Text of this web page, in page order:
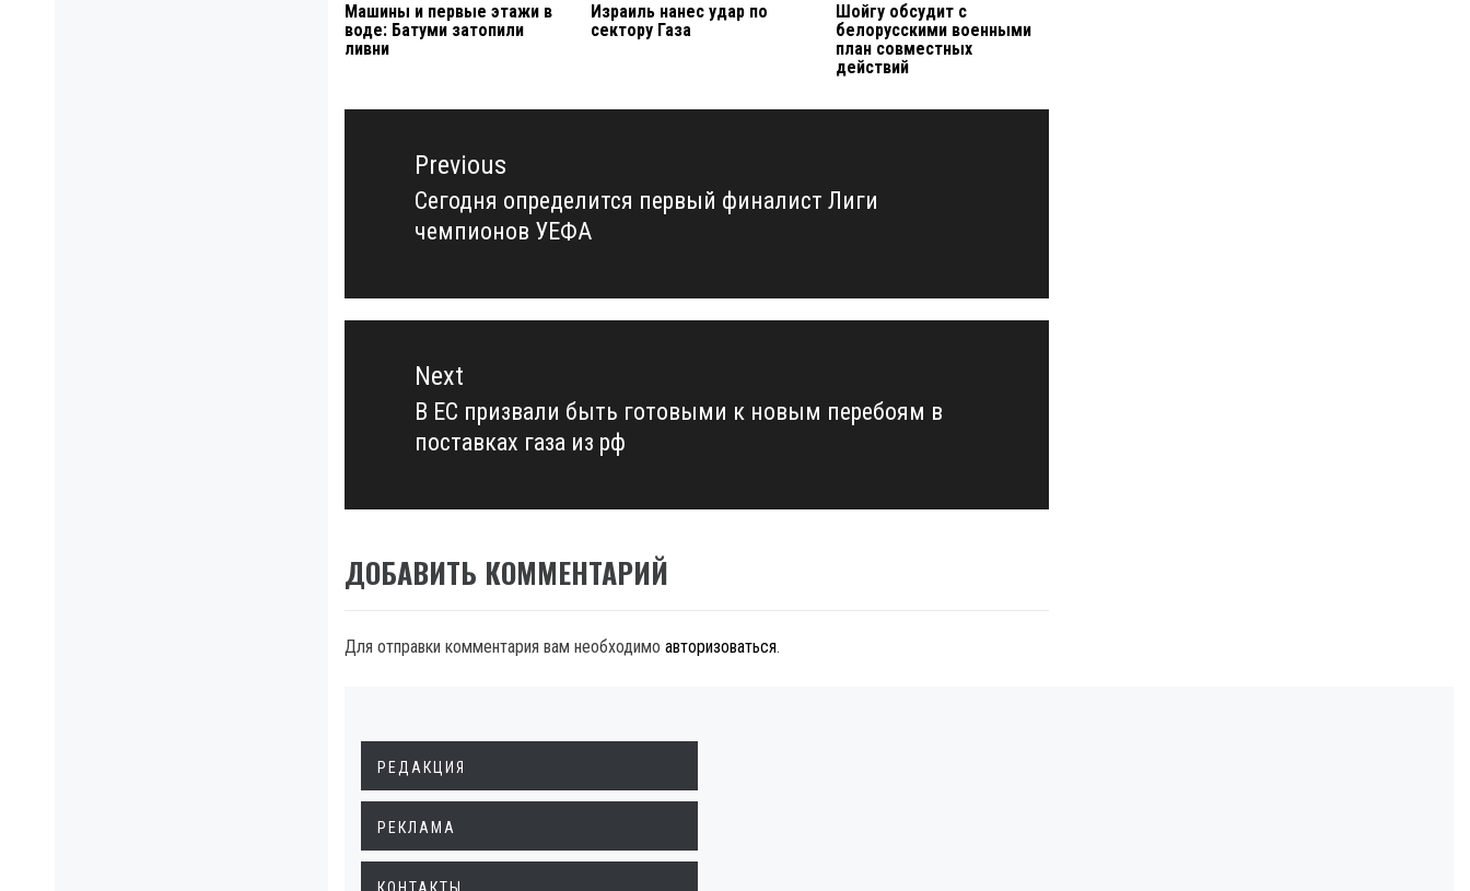
Машины и первые этажи в
воде: Батуми затопили
ливни
Израиль нанес удар по
сектору Газа
Шойгу обсудит с
белорусскими военными
план совместных
действий
Навигация
записямPrevious
Previous
post:
Сегодня определится первый финалист Лиги
чемпионов УЕФА
Next
Next
post:
В ЕС призвали быть готовыми к новым перебоям в
поставках газа из рф
ДОБАВИТЬ КОММЕНТАРИЙ
Для отправки комментария вам необходимо авторизоваться.
РЕДАКЦИЯ
РЕКЛАМА